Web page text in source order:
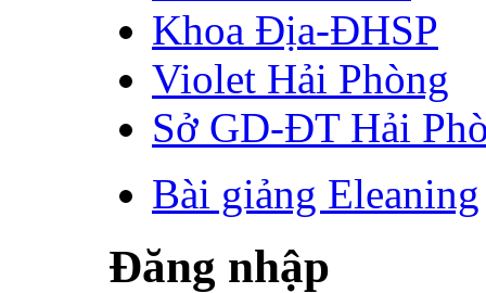
Khoa Địa-ĐHSP
Violet Hải Phòng
Sở GD-ĐT Hải
Bài giảng Eleaning
Đăng nhập